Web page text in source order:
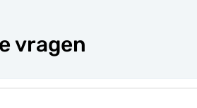
vragen